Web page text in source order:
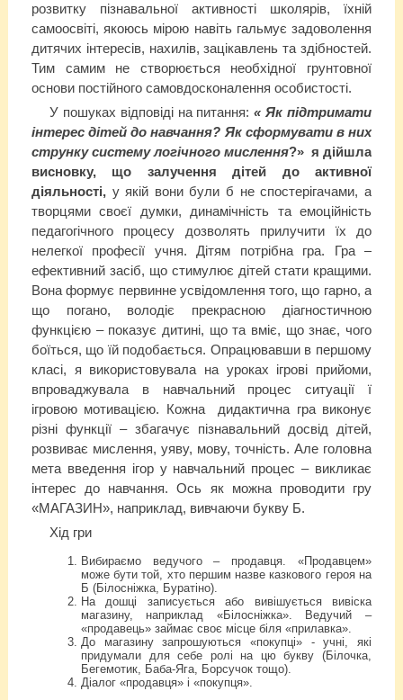
розвитку пізнавальної активності школярів, їхній
самоосвіті, якоюсь мірою навіть гальмує задоволення
дитячих інтересів, нахилів, зацікавлень та здібностей.
Тим самим не створюється необхідної грунтовної
основи постійного самовдосконалення особистості.
У пошуках відповіді на питання:« Як підтримати
інтерес дітей до навчання? Як сформувати в них
струнку систему логічного мислення?» я дійшла
висновку, що залучення дітей до активної
діяльності,у якій вони були б не спостерігачами, а
творцями своєї думки, динамічність та емоційність
педагогічного процесу дозволять прилучити їх до
нелегкої професії учня. Дітям потрібна гра. Гра –
ефективний засіб, що стимулює дітей стати кращими.
Вона формує первинне усвідомлення того, що гарно, а
що погано, володіє прекрасною діагностичною
функцією – показує дитині, що та вміє, що знає, чого
боїться, що їй подобається. Опрацювавши в першому
класі, я використовувала на уроках ігрові прийоми,
впроваджувала в навчальний процес ситуації ї
ігровою мотивацією. Кожна дидактична гра виконує
різні функції – збагачує пізнавальний досвід дітей,
розвиває мислення, уяву, мову, точність. Але головна
мета введення ігор у навчальний процес – викликає
інтерес до навчання. Ось як можна проводити гру
«МАГАЗИН», наприклад, вивчаючи букву Б.
Хід гри
Вибираємо ведучого – продавця. «Продавцем»
може бути той, хто першим назве казкового героя на
Б (Білосніжка, Буратіно).
На дошці записується або вивішується вивіска
магазину, наприклад «Білосніжка». Ведучий –
«продавець» займає своє місце біля «прилавка».
До магазину запрошуються «покупці» - учні, які
придумали для себе ролі на цю букву (Білочка,
Бегемотик, Баба-Яга, Борсучок тощо).
Діалог «продавця» і «покупця».